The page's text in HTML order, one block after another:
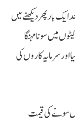
بار پھر دیکھنے میں
میں سونا مہنگا
سرمایہ کاروں کی
سونے کی قیمت